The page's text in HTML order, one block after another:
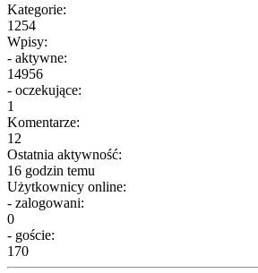
Kategorie:
1254
Wpisy:
- aktywne:
14956
- oczekujące:
1
Komentarze:
12
Ostatnia aktywność:
16 godzin temu
Użytkownicy online:
- zalogowani:
0
- goście:
170